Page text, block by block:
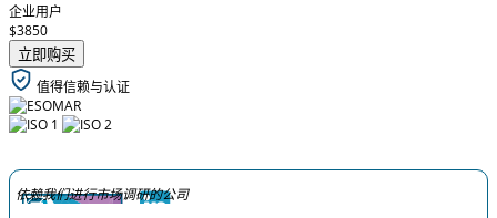
企业用户
$3850
立即购买
值得信赖与认证
依赖我们进行市场调研的公司